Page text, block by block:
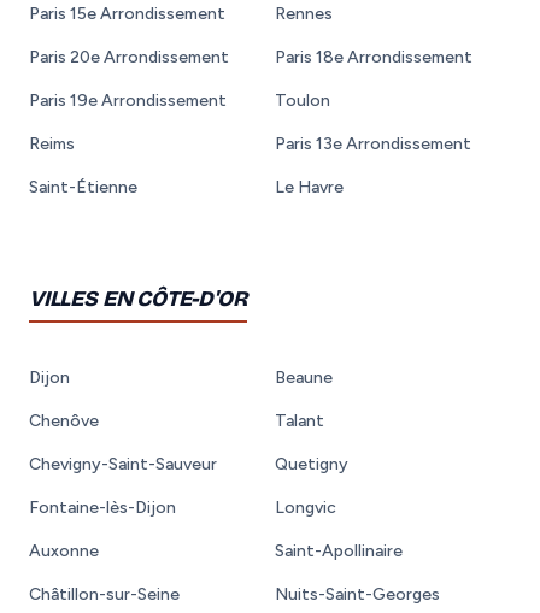
Paris 15e Arrondissement Rennes
Paris 20e Arrondissement Paris 18e Arrondissement
Paris 19e Arrondissement Toulon
Reims Paris 13e Arrondissement
Saint-Étienne Le Havre
VILLES EN CÔTE-D'OR
Dijon Beaune
Chenôve Talant
Chevigny-Saint-Sauveur Quetigny
Fontaine-lès-Dijon Longvic
Auxonne Saint-Apollinaire
Châtillon-sur-Seine Nuits-Saint-Georges